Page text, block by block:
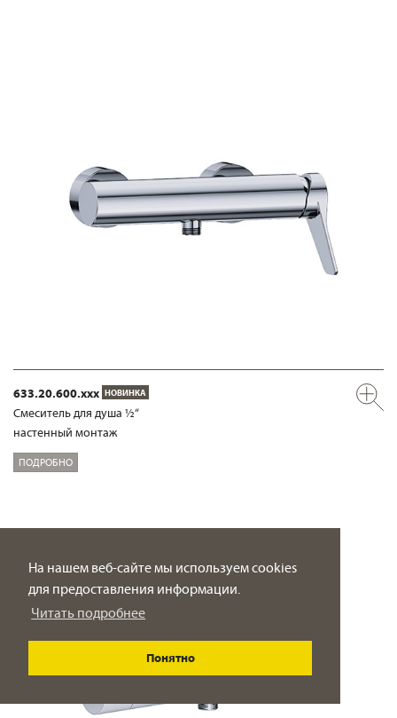
На нашем веб-сайте мы используем cookies
для предоставления информации.
Читать подробнее
Понятно
633.20.600.xxx НОВИНКА
Смеситель для душа ½“
настенный монтаж
ПОДРОБНО